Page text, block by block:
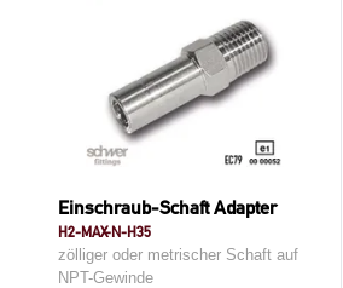
Einschraub-Schaft Adapter
H2-MAX-N-H35
zölliger oder metrischer Schaft auf
NPT-Gewinde